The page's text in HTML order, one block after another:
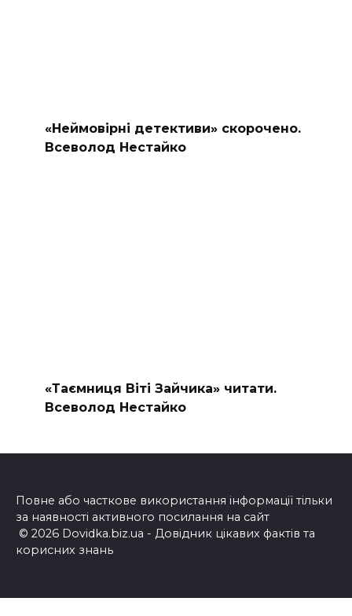
«Неймовірні детективи» скорочено.
Всеволод Нестайко
«Таємниця Віті Зайчика» читати.
Всеволод Нестайко
Повне або часткове використання інформації тільки
за наявності активного посилання на сайт
© 2026 Dovidka.biz.ua - Довідник цікавих фактів та
корисних знань